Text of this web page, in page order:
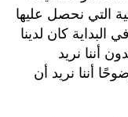
التي نحصل عليها
البداية كان لدينا
أننا نريد
أننا نريد أن